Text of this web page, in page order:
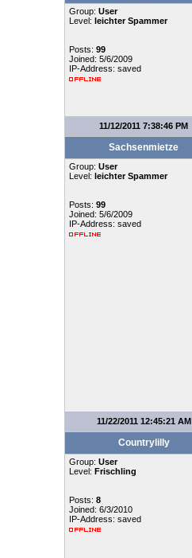
Group: User
Level: leichter Spammer
Posts: 99
Joined: 5/6/2009
IP-Address: saved
11/12/2011 7:38:46 PM
Sachsenmietze
Group: User
Level: leichter Spammer
Posts: 99
Joined: 5/6/2009
IP-Address: saved
11/22/2011 12:45:21 AM
Countrylilly
Group: User
Level: Frischling
Posts: 8
Joined: 6/3/2010
IP-Address: saved